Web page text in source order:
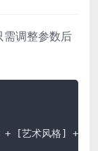
需调整参数后
+ [艺术风格] +